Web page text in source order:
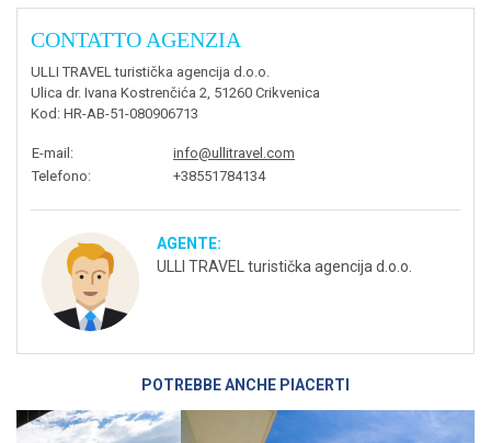
CONTATTO AGENZIA
ULLI TRAVEL turistička agencija d.o.o.
Ulica dr. Ivana Kostrenčića 2, 51260 Crikvenica
Kod : HR-AB-51-080906713
E-mail :
info@ullitravel.com
Telefono: +38551784134
AGENTE:
ULLI TRAVEL turistička agencija d.o.o.
POTREBBE ANCHE PIACERTI